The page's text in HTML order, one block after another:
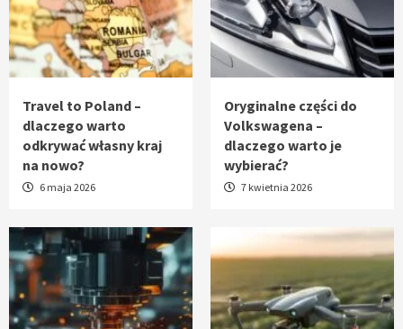
Travel to Poland –
dlaczego warto
odkrywać własny kraj
na nowo?
6 maja 2026
Oryginalne części do
Volkswagena –
dlaczego warto je
wybierać?
7 kwietnia 2026